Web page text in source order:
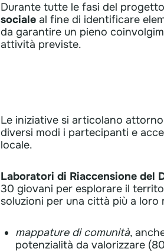
Durante tutte le fasi del
sociale al fine di identificare
da garantire un pieno
attività previste.
Le iniziative si articolano
diversi modi i partecipanti e
locale.
Laboratori di Riaccensione del
30 giovani per esplorare il
soluzioni per una città più a loro
mappature di comunità,
potenzialità da valorizzare